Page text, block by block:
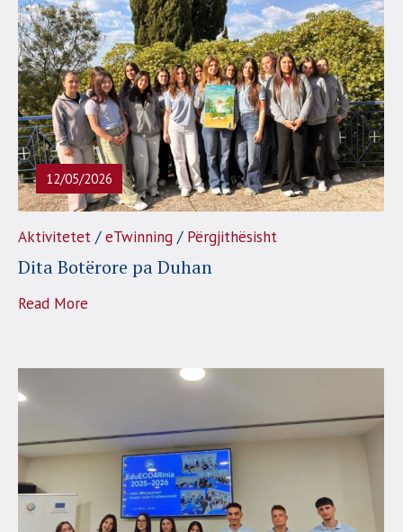
12/05/2026
Aktivitetet/eTwinning/ Përgjithësisht
Dita Botërore pa Duhan
Read More